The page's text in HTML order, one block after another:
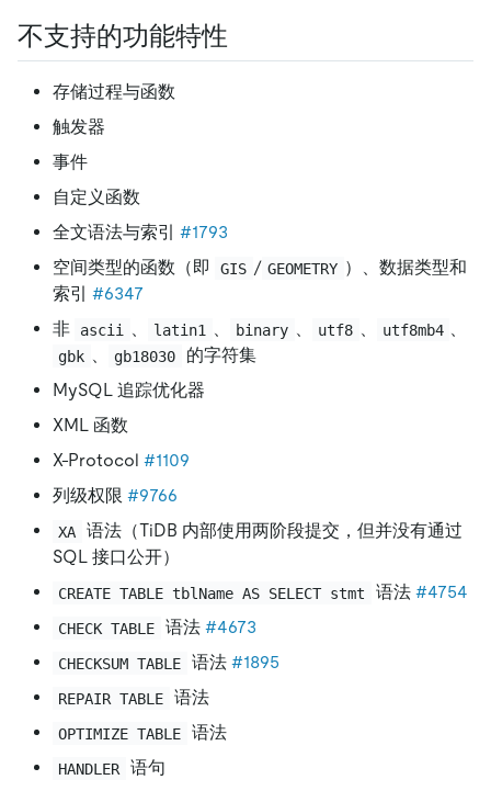
不支持的功能特性
存储过程与函数
触发器
事件
自定义函数
全文语法与索引 #1793
空间类型的函数（即
GIS / GEOMETRY ）、数据类型和
索引 #6347
非
ascii 、 latin1 、 binary 、 utf8 、 utf8mb4 、
gbk 、 gb18030
的字符集
MySQL 追踪优化器
XML 函数
X-Protocol #1109
列级权限 #9766
XA
语法（TiDB 内部使用两阶段提交，但并没有通过
SQL 接口公开）
CREATE TABLE tblName AS SELECT stmt 语法 #4754
CHECK TABLE 语法 #4673
CHECKSUM TABLE 语法 #1895
REPAIR TABLE 语法
OPTIMIZE TABLE 语法
HANDLER 语句